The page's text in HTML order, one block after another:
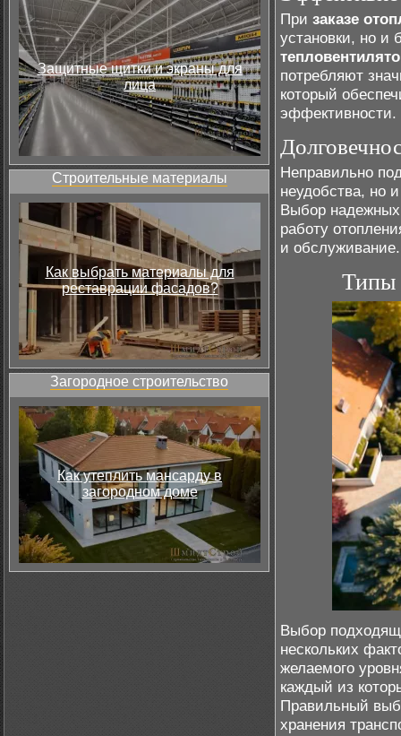
Защитные щитки и экраны для
лица
Строительные материалы
Как выбрать материалы для
реставрации фасадов?
Загородное строительство
Как утеплить мансарду в
загородном доме
При заказе
установки, но и
потребляют
который
эффективности.
Неправильно
неудобства, но
Выбор надежных
работу
и обслуживание.
Типы
Выбор
нескольких
желаемого
каждый из
Правильный
хранения